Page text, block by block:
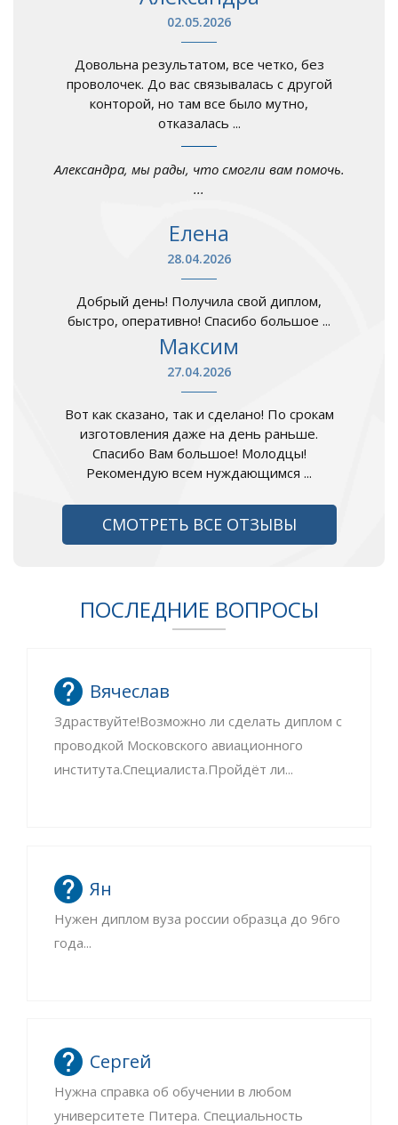
02.05.2026
Довольна результатом, все четко, без
проволочек. До вас связывалась с другой
конторой, но там все было мутно,
отказалась ...
Александра, мы рады, что смогли вам помочь.
...
Елена
28.04.2026
Добрый день! Получила свой диплом,
быстро, оперативно! Спасибо большое ...
Максим
27.04.2026
Вот как сказано, так и сделано! По срокам
изготовления даже на день раньше.
Спасибо Вам большое! Молодцы!
Рекомендую всем нуждающимся ...
СМОТРЕТЬ ВСЕ ОТЗЫВЫ
ПОСЛЕДНИЕ ВОПРОСЫ
Вячеслав
Здраствуйте!Возможно ли сделать диплом с
проводкой Московского авиационного
института.Специалиста.Пройдёт ли...
Ян
Нужен диплом вуза россии образца до 96го
года...
Сергей
Нужна справка об обучении в любом
университете Питера. Специальность